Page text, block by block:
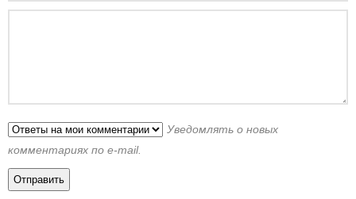
Уведомлять о новых
комментариях по e-mail.